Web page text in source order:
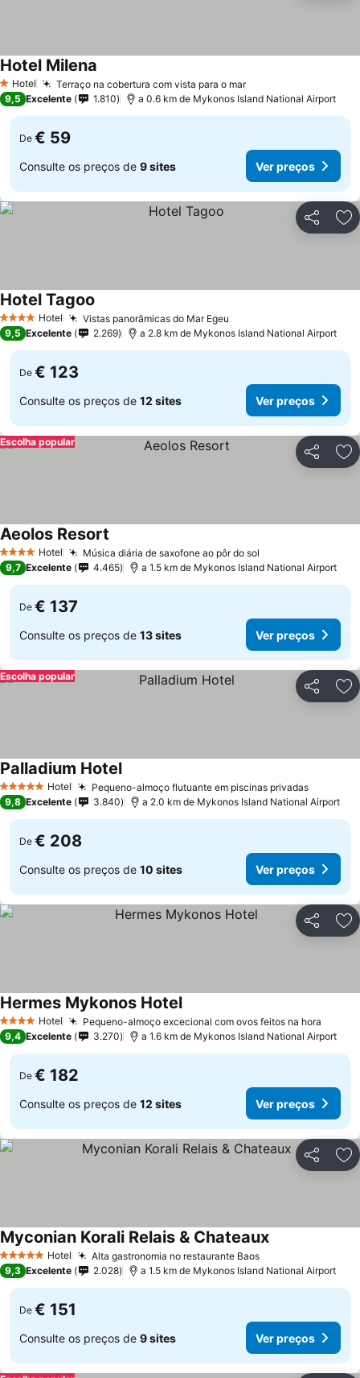
1 Estrelas
Hotel Terraço na cobertura com vista para o mar
Hotel Milena
9,5 Excelente 1.810 a 0.6 km de Mykonos Island National Airport
De € 59
Consulte os preços de 9 sites Ver preços
Partilhar
4 EstrelasHotel Vistas panorâmicas do Mar Egeu
Hotel Tagoo
9,5 Excelente 2.269 a 2.8 km de Mykonos Island National Airport
De € 123
Consulte os preços de 12 sites Ver preços
Partilhar
Escolha popular
4 EstrelasHotel Música diária de saxofone ao pôr do sol
Aeolos Resort
9,7 Excelente 4.465 a 1.5 km de Mykonos Island National Airport
De € 137
Consulte os preços de 13 sites Ver preços
Partilhar
Escolha popular
5 Estrelas Hotel Pequeno-almoço flutuante em piscinas privadas
Palladium Hotel
9,8 Excelente 3.840 a 2.0 km de Mykonos Island National Airport
De € 208
Consulte os preços de 10 sites Ver preços
Partilhar
4 EstrelasHotel Pequeno-almoço excecional com ovos feitos na hora
Hermes Mykonos Hotel
9,4 Excelente 3.270 a 1.6 km de Mykonos Island National Airport
De € 182
Consulte os preços de 12 sites Ver preços
Partilhar
5 Estrelas Hotel Alta gastronomia no restaurante Baos
Myconian Korali Relais & Chateaux
9,3 Excelente 2.028 a 1.5 km de Mykonos Island National Airport
De € 151
Consulte os preços de 9 sites Ver preços